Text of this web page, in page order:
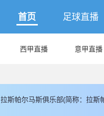
首页 足球直播
西甲直播 意甲直播
拉斯帕尔马斯俱乐部(简称：拉